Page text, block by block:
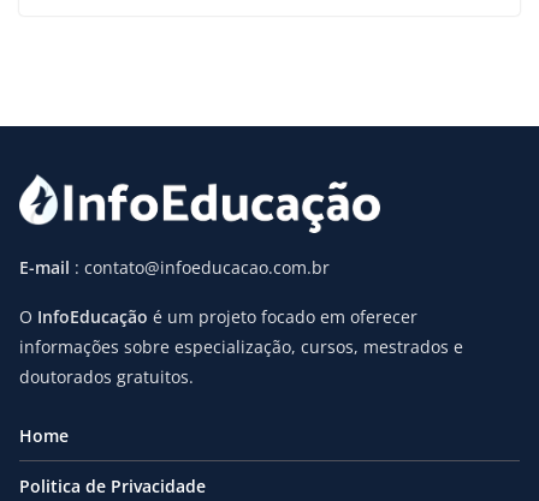
E-mail : contato@infoeducacao.com.br
O InfoEducação é um projeto focado em oferecer
informações sobre especialização, cursos, mestrados e
doutorados gratuitos.
Home
Politica de Privacidade